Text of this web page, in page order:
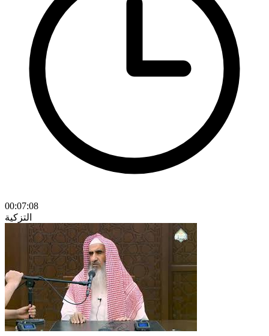
00:07:08
التزكية